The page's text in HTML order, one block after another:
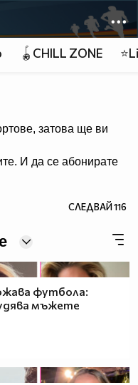
🪀CHILL ZONE
затова ще ви
И да се абонирате
СЛЕДВАЙ116
футбола:
мъжете